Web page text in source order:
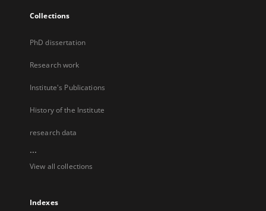
Collections
PhD dissertation
Research work
Institute's Publications
History of the Institute
research data
...
View all collections
Indexes